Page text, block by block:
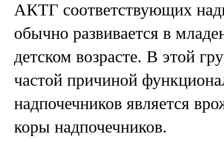
АКТГ соответствующих
обычно развивается в
детском возрасте. В этой
частой причиной
надпочечников является
коры надпочечников.